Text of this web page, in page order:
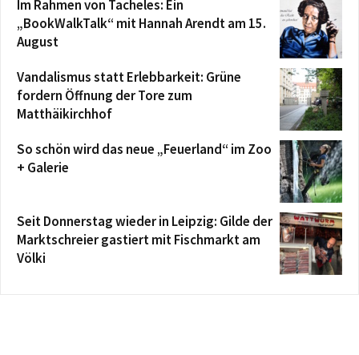
Im Rahmen von Tacheles: Ein
„BookWalkTalk“ mit Hannah Arendt am 15.
August
Vandalismus statt Erlebbarkeit: Grüne
fordern Öffnung der Tore zum
Matthäikirchhof
So schön wird das neue „Feuerland“ im Zoo
+ Galerie
Seit Donnerstag wieder in Leipzig: Gilde der
Marktschreier gastiert mit Fischmarkt am
Völki